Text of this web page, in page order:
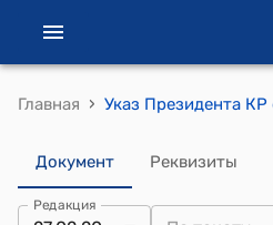
Главная ›
Документ Реквизиты
Редакция